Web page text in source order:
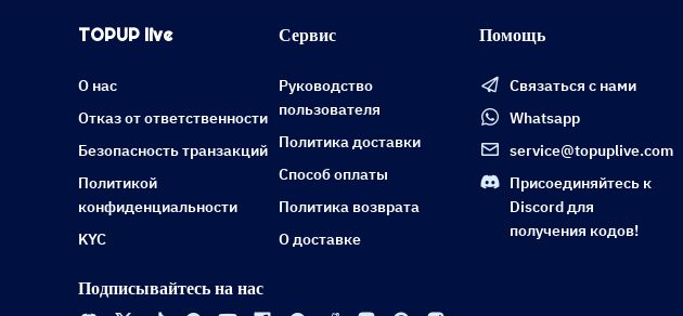
TOPUP live
О нас
Отказ от ответственности
Безопасность транзакций
Политикой
конфиденциальности
KYC
Сервис
Руководство
пользователя
Политика доставки
Способ оплаты
Политика возврата
О доставке
Помощь
Связаться с нами
Whatsapp
service@topuplive.com
Присоединяйтесь к
Discord для
получения кодов!
Подписывайтесь на нас